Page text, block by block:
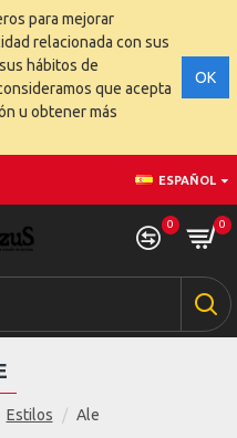
para mejorar
relacionada con sus
hábitos de
que acepta
u obtener más
OK
ESPAÑOL
0 0
Estilos Ale